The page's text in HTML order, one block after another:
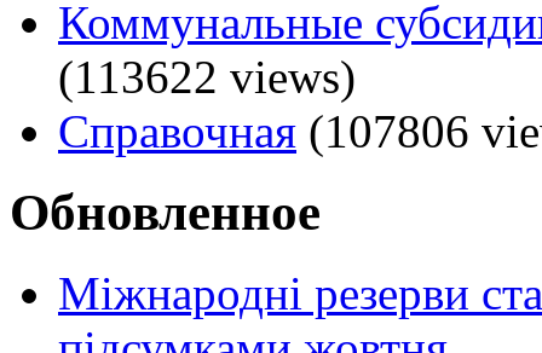
Коммунальные
(113622 views)
Справочная (107806
Обновленное
Міжнародні резерви